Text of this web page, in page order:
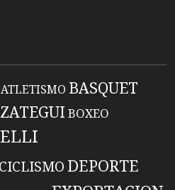
ATLETISMO BASQUET
BOXEO
CICLISMO DEPORTE